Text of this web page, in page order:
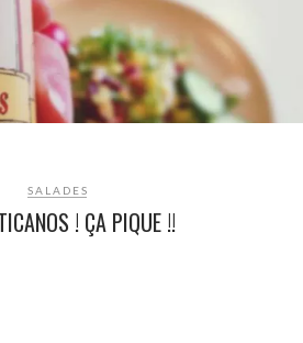
SALADES
! ÇA PIQUE !!